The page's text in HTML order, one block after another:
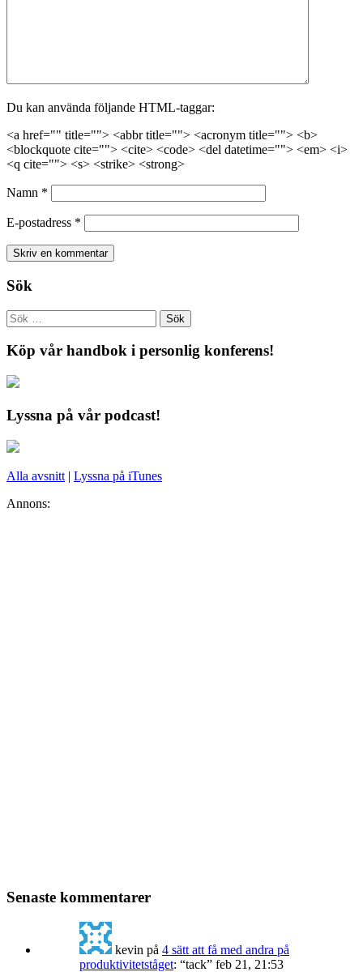
Du kan använda följande HTML-taggar:
<a href="" title=""> <abbr title=""> <acronym title=""> <b>
<blockquote cite=""> <cite> <code> <del datetime=""> <em> <i>
<q cite=""> <s> <strike> <strong>
Namn *
E-postadress *
Sök
Köp vår handbok i personlig konferens!
Lyssna på vår podcast!
Alla avsnitt | Lyssna på iTunes
Annons:
Senaste kommentarer
kevin på 4 sätt att få med andra på
produktivitetståget: “tack” feb 21, 21:53